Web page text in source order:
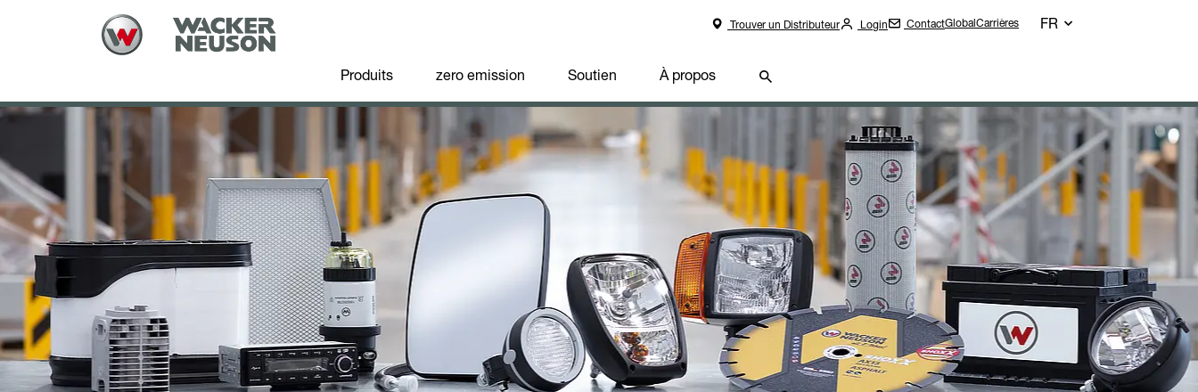
Trouver un Distributeur Login ContactGlobalCarrières FR
Produits zero emission Soutien À propos